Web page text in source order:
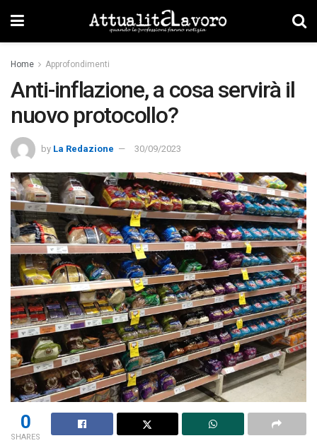
Home Approfondimenti
Anti-inflazione, a cosa servirà il
nuovo protocollo?
by La Redazione 30/09/2023
0
SHARES